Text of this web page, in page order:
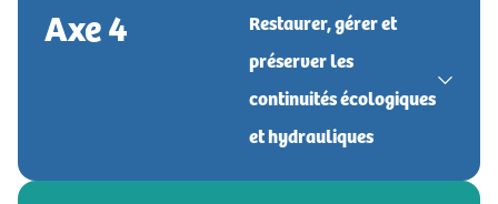
Axe 4
Restaurer, gérer et
préserver les
continuités écologiques
et hydrauliques